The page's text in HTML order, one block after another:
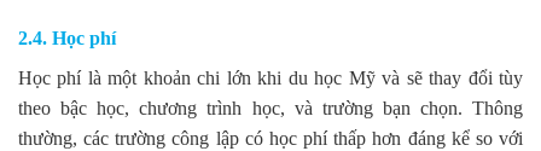
2.4. Học phí
Học phí là một khoản chi lớn khi du học Mỹ và sẽ thay đổi tùy
theo bậc học, chương trình học, và trường bạn chọn. Thông
thường, các trường công lập có học phí thấp hơn đáng kể so với